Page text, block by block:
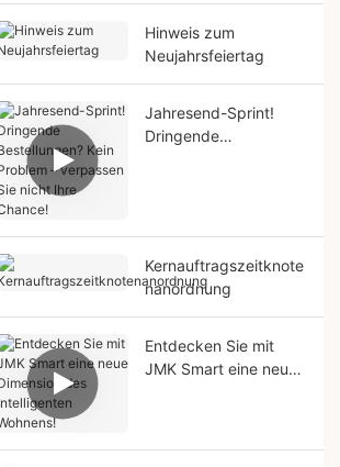
Hinweis zum
Neujahrsfeiertag
Jahresend-Sprint!
Dringende
Kernauftragszeitknote
nanordnung
Entdecken Sie mit
JMK Smart eine neue